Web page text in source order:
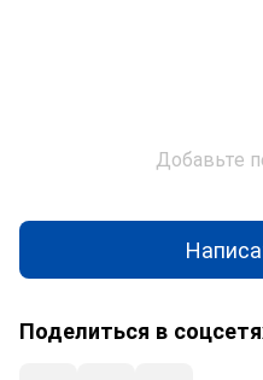
Добавьте
Поделиться в